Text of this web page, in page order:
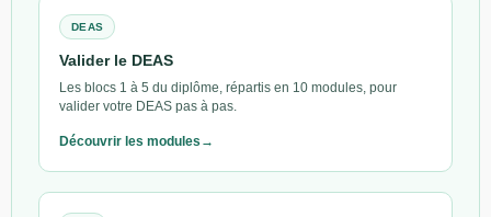
DEAS
Valider le DEAS
Les blocs 1 à 5 du diplôme, répartis en 10 modules, pour
valider votre DEAS pas à pas.
Découvrir les modules